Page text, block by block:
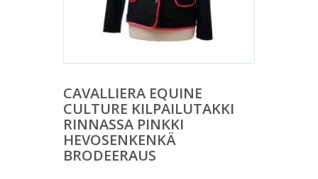
CAVALLIERA EQUINE
CULTURE KILPAILUTAKKI
RINNASSA PINKKI
HEVOSENKENKÄ
BRODEERAUS